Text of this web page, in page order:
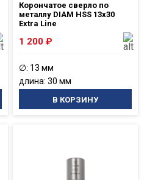
Корончатое сверло по
металлу DIAM HSS 13x30
Extra Line
1 200₽
∅: 13 мм
длина: 30 мм
В КОРЗИНУ